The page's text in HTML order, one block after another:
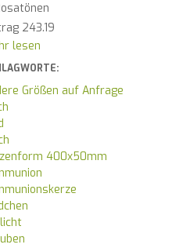
243.19
lesen
Größen auf Anfrage
400x50mm